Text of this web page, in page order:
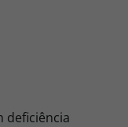
deficiência